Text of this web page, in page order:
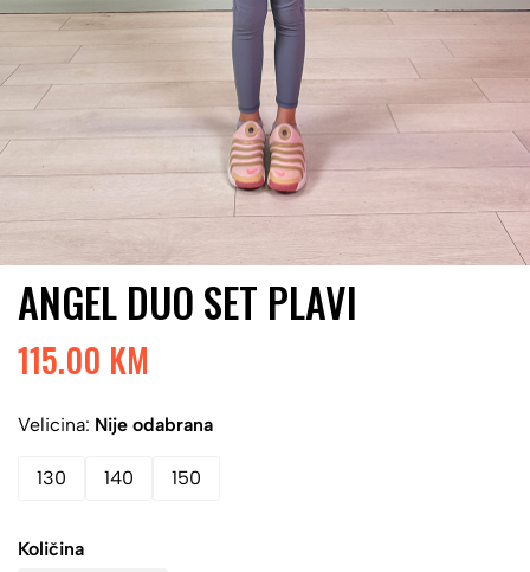
ANGEL DUO SET PLAVI
115.00 KM
Velicina: Nije odabrana
130 140 150
Količina